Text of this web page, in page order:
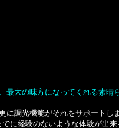
大の味方になってくれる素晴
調光機能がそれをサポートしま
に経験のないような体験が出来